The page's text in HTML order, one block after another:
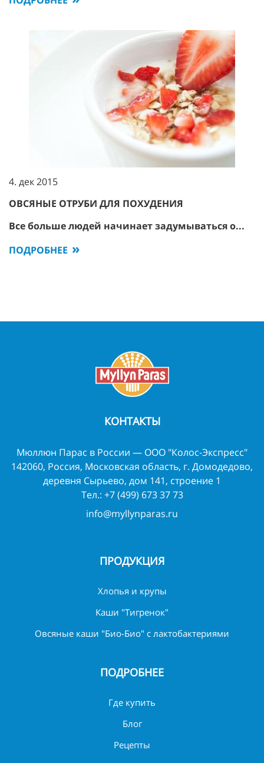
4. дек 2015
ОВСЯНЫЕ ОТРУБИ ДЛЯ ПОХУДЕНИЯ
Все больше людей начинает задумываться о...
ПОДРОБНЕЕ
КОНТАКТЫ
Мюллюн Парас в России — ООО "Колос-Экспресс"
142060, Россия, Московская область, г. Домодедово,
деревня Сырьево, дом 141, строение 1
Тел.: +7 (499) 673 37 73
info@myllynparas.ru
ПРОДУКЦИЯ
Хлопья и крупы
Каши "Тигренок"
Овсяные каши "Био-Био" с лактобактериями
ПОДРОБНЕЕ
Где купить
Блог
Рецепты